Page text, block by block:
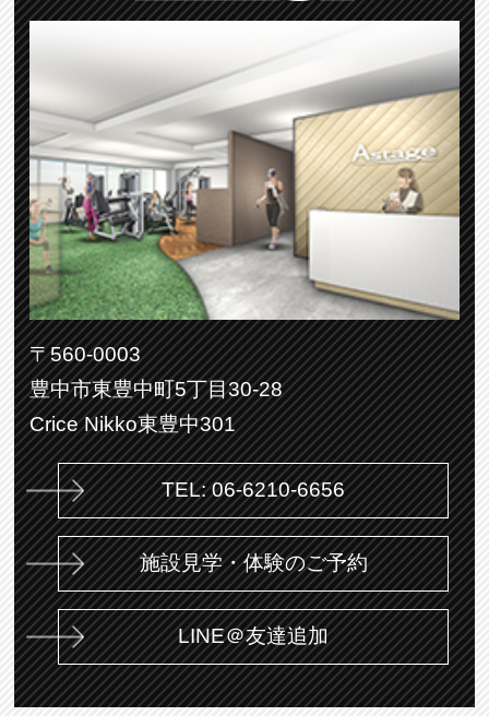
〒560-0003
豊中市東豊中町5丁目30-28
Crice Nikko東豊中301
TEL: 06-6210-6656
施設見学・体験のご予約
LINE＠友達追加